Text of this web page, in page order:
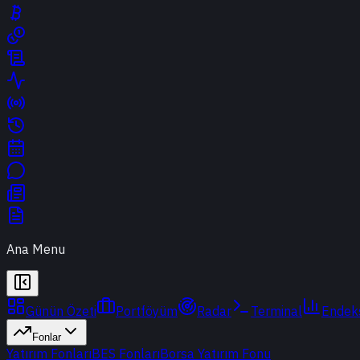
Ana Menu
Günün Özeti Portföyüm Radar Terminal
Fonlar
Yatırım FonlarıBES FonlarıBorsa Yatırım Fonu